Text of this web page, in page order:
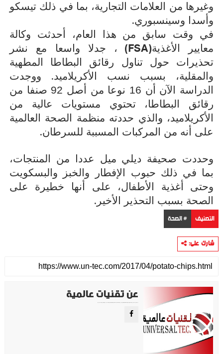
وغيرها من العلامات التجارية، بما في ذلك تيسكو
وأسدا وسينسبوري.
في وقت سابق من هذا العام، أحدثت وكالة
معايير الأغذية(FSA)
، جدلا واسعا مع نشر
تحذيرات حول تناول رقائق البطاطا المطهية
والمقلية، بسبب نسب الأكريلاميد.
ووجدت
الدراسة الآن أن 16 نوعا من أصل 92 صنفا من
رقائق البطاطا، تحتوي مستويات عالية من
الأكريلاميد، والذي حددته منظمة الصحة العالمية
على أنه من المركبات المسببة للسرطان.
وحددت صحيفة ديلي ميل عددا من المنتجات،
بما في ذلك حبوب الإفطار والخبز والبسكويت
وحتى أغذية الأطفال، على أنها خطيرة على
الصحة بسبب التحذير الأخير .
التصنيف # الصحة
شارك على:
عن تقنيات عالمية